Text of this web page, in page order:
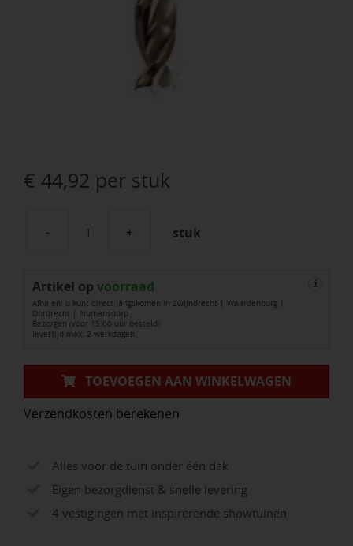
€ 44,92 per stuk
Houtspiraalboor
g
10.0x250
aantal
stuk
Artikel op voorraad
Afhalen: u kunt direct langskomen in Zwijndrecht | Waardenburg |
Dordrecht | Numansdorp
Bezorgen (voor 15:00 uur besteld):
levertijd max. 2 werkdagen
i
TOEVOEGEN AAN WINKELWAGEN
Verzendkosten berekenen
Alles voor de tuin onder één dak
Eigen bezorgdienst & snelle levering
4 vestigingen met inspirerende showtuinen